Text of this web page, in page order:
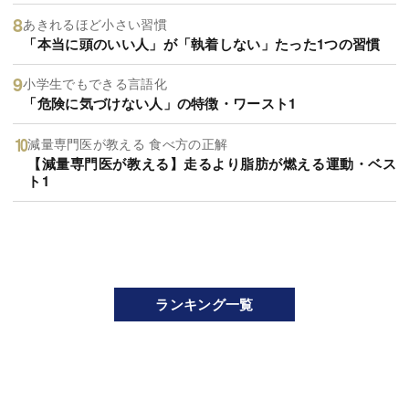
あきれるほど小さい習慣
「本当に頭のいい人」が「執着しない」たった1つの習慣
小学生でもできる言語化
「危険に気づけない人」の特徴・ワースト1
減量専門医が教える 食べ方の正解
【減量専門医が教える】走るより脂肪が燃える運動・ベス
ト1
ランキング一覧